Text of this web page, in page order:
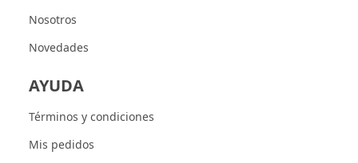
Nosotros
Novedades
AYUDA
Términos y condiciones
Mis pedidos